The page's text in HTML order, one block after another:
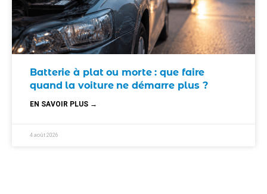
Batterie à plat ou morte : que faire
quand la voiture ne démarre plus ?
EN SAVOIR PLUS →
4 août 2026